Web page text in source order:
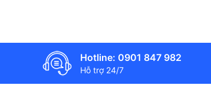
Hotline: 0901 847 982
Hỗ trợ 24/7